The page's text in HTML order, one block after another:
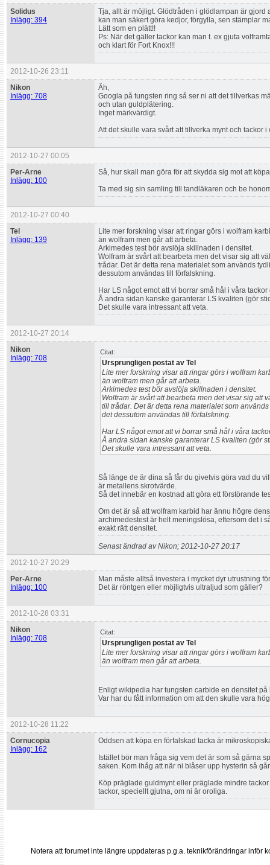
Solidus
Inlägg: 394
Tja, allt är möjligt. Glödtråden i glödlampan är gjord
kan man säkert göra kedjor, förgylla, sen stämplar
Lätt som en plätt!!
Ps: När det gäller tackor kan man t. ex gjuta
och klart för Fort Knox!!!
2012-10-26 23:11
Nikon
Inlägg: 708
Äh,
Googla på tungsten ring så ser ni att det tillverkas
och utan guldplätering.
Inget märkvärdigt.
Att det skulle vara svårt att tillverka mynt och tackor
2012-10-27 00:05
Per-Arne
Inlägg: 100
Så, hur skall man göra för att skydda sig mot att
Ta med sig sin samling till tandläkaren och be
2012-10-27 00:40
Tel
Inlägg: 139
Lite mer forskning visar att ringar görs i wolfram
än wolfram men går att arbeta.
Arkimedes test bör avslöja skillnaden i densitet.
Wolfram är svårt att bearbeta men det visar sig att
trådar. Det är detta rena materialet som används
dessutom användas till förfalskning.
Har LS något emot att vi borrar små hål i våra tackor
Å andra sidan kanske garanterar LS kvaliten (gör
Det skulle vara intressant att veta.
2012-10-27 20:14
Nikon
Inlägg: 708
Citat:
Ursprungligen postat av Tel
Lite mer forskning visar att ringar görs i wolfram
än wolfram men går att arbeta.
Arkimedes test bör avslöja skillnaden i densitet.
Wolfram är svårt att bearbeta men det visar sig att
till trådar. Det är detta rena materialet som
det dessutom användas till förfalskning.
Har LS något emot att vi borrar små hål i våra
Å andra sidan kanske garanterar LS kvaliten (gör
Det skulle vara intressant att veta.
Så länge de är dina så får du givetvis göra vad du
är metallens skrotvärde.
Så det innebär en kostnad att göra ett förstörande
Om det är så att wolfram karbid har ännu högre
archimedestest är helt meningslösa, eftersom det i
exakt rätt densitet.
Senast ändrad av Nikon; 2012-10-27 20:17
2012-10-27 20:29
Per-Arne
Inlägg: 100
Man måste alltså investera i mycket dyr utrustning
Det är röntgen eller möjligtvis ultraljud som gäller?
2012-10-28 03:31
Nikon
Inlägg: 708
Citat:
Ursprungligen postat av Tel
Lite mer forskning visar att ringar görs i wolfram
än wolfram men går att arbeta.
Enligt wikipedia har tungsten carbide en densitet på
Var har du fått information om att den skulle vara
2012-10-28 11:22
Cornucopia
Inlägg: 162
Oddsen att köpa en förfalskad tacka är
Istället bör man fråga sig vem det är som så gärna
saken. Kom ihåg att när ni blåser upp hysterin så
Köp präglade guldmynt eller präglade mindre
tackor, speciellt gjutna, om ni är oroliga.
Notera att forumet inte längre uppdateras p.g.a. teknikförändringar inför